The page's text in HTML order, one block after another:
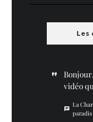
Les
vidéo
La